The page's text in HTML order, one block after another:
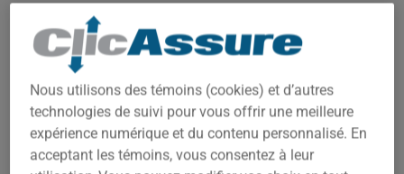
ASSURANCE HABITATION À SAINTE-
THÉRÈSE
À Sainte-Thérèse, votre prime dépend de plusieurs facteurs : la
valeur de la propriété, le code postal exact, l'année de
Nous utilisons des témoins (cookies) et d’autres
technologies de suivi pour vous offrir une meilleure
expérience numérique et du contenu personnalisé. En
acceptant les témoins, vous consentez à leur